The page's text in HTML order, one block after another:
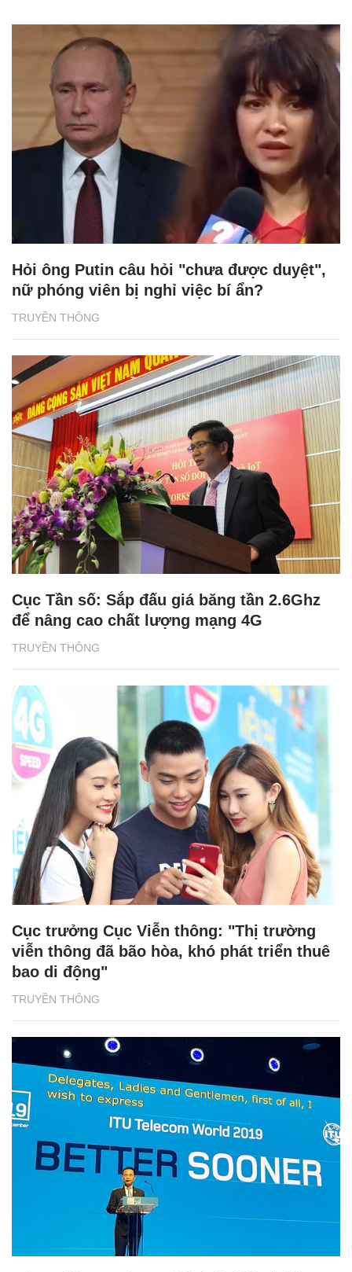
TRUYỀN THÔNG
Hỏi ông Putin câu hỏi "chưa được duyệt",
nữ phóng viên bị nghỉ việc bí ẩn?
TRUYỀN THÔNG
Cục Tần số: Sắp đấu giá băng tần 2.6Ghz
để nâng cao chất lượng mạng 4G
TRUYỀN THÔNG
Cục trưởng Cục Viễn thông: "Thị trường
viễn thông đã bão hòa, khó phát triển thuê
bao di động"